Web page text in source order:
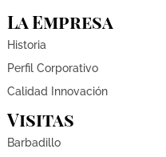
La Empresa
Historia
Perfil Corporativo
Calidad Innovación
Visitas
Barbadillo